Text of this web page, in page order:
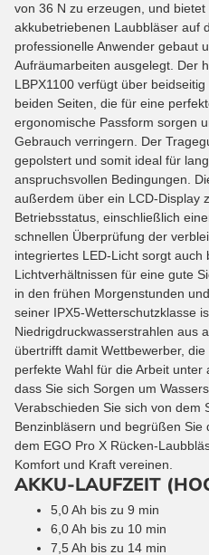
von 36 N zu erzeugen, und
akkubetriebenen Laubbläser auf
professionelle Anwender gebaut
Aufräumarbeiten ausgelegt. Der
LBPX1100 verfügt über
beiden Seiten, die für eine
ergonomische Passform sorgen
Gebrauch verringern. Der
gepolstert und somit ideal für
anspruchsvollen Bedingungen.
außerdem über ein LCD-Display
Betriebsstatus, einschließlich
schnellen Überprüfung der
integriertes LED-Licht sorgt auch
Lichtverhältnissen für eine gute
in den frühen Morgenstunden
seiner IPX5-Wetterschutzklasse
Niedrigdruckwasserstrahlen aus
übertrifft damit Wettbewerber,
perfekte Wahl für die Arbeit
dass Sie sich Sorgen um
Verabschieden Sie sich von dem
Benzinbläsern und begrüßen
dem EGO Pro X Rücken-
Komfort und Kraft vereinen.
AKKU-LAUFZEIT
5,0 Ah bis zu 9 min
6,0 Ah bis zu 10 min
7,5 Ah bis zu 14 min